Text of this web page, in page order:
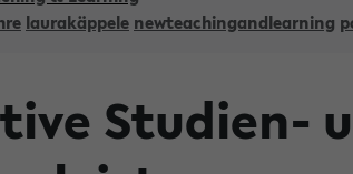
laurakäppele newteachingandlearning
Studien-